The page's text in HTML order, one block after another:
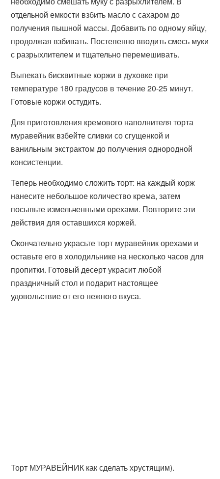
отдельной емкости взбить масло с сахаром до
получения пышной массы. Добавить по одному яйцу,
продолжая взбивать. Постепенно вводить смесь муки
с разрыхлителем и тщательно перемешивать.
Выпекать бисквитные коржи в духовке при
температуре 180 градусов в течение 20-25 минут.
Готовые коржи остудить.
Для приготовления кремового наполнителя торта
муравейник взбейте сливки со сгущенкой и
ванильным экстрактом до получения однородной
консистенции.
Теперь необходимо сложить торт: на каждый корж
нанесите небольшое количество крема, затем
посыпьте измельченными орехами. Повторите эти
действия для оставшихся коржей.
Окончательно украсьте торт муравейник орехами и
оставьте его в холодильнике на несколько часов для
пропитки. Готовый десерт украсит любой
праздничный стол и подарит настоящее
удовольствие от его нежного вкуса.
Торт МУРАВЕЙНИК как сделать хрустящим).